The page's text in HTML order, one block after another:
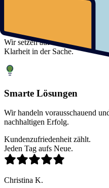
Wir setzen auf Freundlichkeit
Klarheit in der Sache.
Smarte Lösungen
Wir handeln vorausschauend
nachhaltigen Erfolg.
Kundenzufriedenheit zählt.
Jeden Tag aufs Neue.
Christina K.